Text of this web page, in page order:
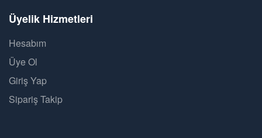
Üyelik Hizmetleri
Hesabım
Üye Ol
Giriş Yap
Sipariş Takip